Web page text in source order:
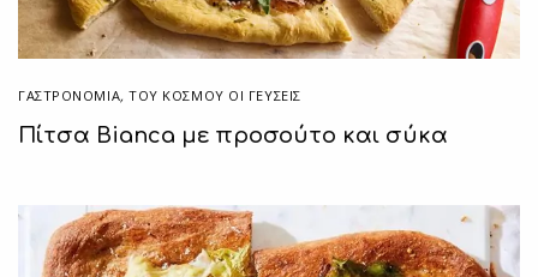
ΓΑΣΤΡΟΝΟΜΙΑ,ΤΟΥ ΚΌΣΜΟΥ ΟΙ ΓΕΎΣΕΙΣ
Πίτσα Bianca με προσούτο και σύκα